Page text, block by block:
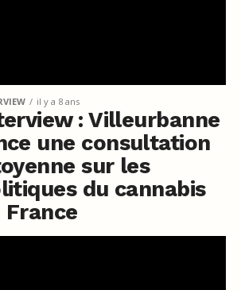
il y a 8 ans
: Villeurbanne
une consultation
sur les
du cannabis
France